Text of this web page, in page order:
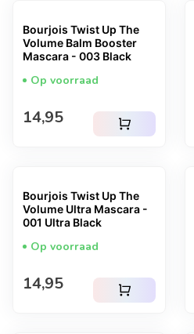
Bourjois Twist Up The
Volume Balm Booster
Mascara - 003 Black
Op voorraad
Normale prijs
14,95 shopping_cart
Bourjois Twist Up The
Volume Ultra Mascara -
001 Ultra Black
Op voorraad
Normale prijs
14,95 shopping_cart